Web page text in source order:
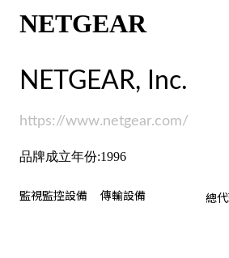
NETGEAR
NETGEAR, Inc.
https://www.netgear.com/
品牌成立年份:1996
監視監控設備 傳輸設備 總